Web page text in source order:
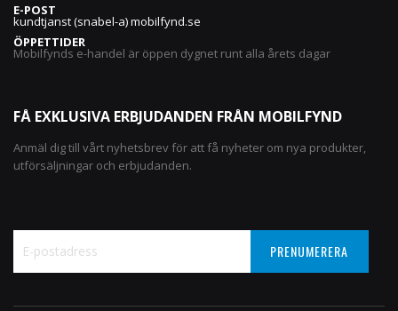
E-POST
kundtjanst (snabel-a) mobilfynd.se
ÖPPETTIDER
Mobilfynds e-handel är öppen dygnet runt alla årets dagar
FÅ EXKLUSIVA ERBJUDANDEN FRÅN MOBILFYND
Anmäl dig till vårt nyhetsbrev för att få nyheter om nya produkter,
utförsäljningar och erbjudanden.
PRENUMERERA